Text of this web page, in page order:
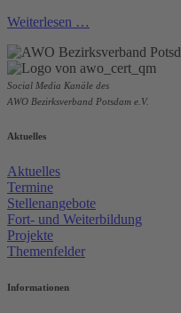
Weiterlesen …
Social Media Kanäle des
AWO Bezirksverband Potsdam e.V.
Aktuelles
Aktuelles
Termine
Stellenangebote
Fort- und Weiterbildung
Projekte
Themenfelder
Informationen